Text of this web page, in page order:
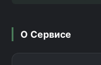
О Сервисе